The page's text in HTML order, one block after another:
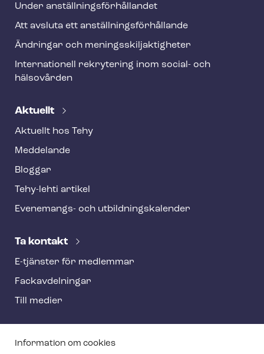
Under an­ställ­nings­för­hål­lan­det
Att avsluta ett an­ställ­nings­för­hål­lan­de
Ändringar och me­nings­skilj­ak­tig­he­ter
Internationell rekrytering inom social- och
hälsovården
Aktuellt
Aktuellt hos Tehy
Meddelande
Bloggar
Tehy-lehti artikel
Evenemangs- och ut­bild­nings­ka­len­der
Ta kontakt
E-tjänster för medlemmar
Fackav­del­ning­ar
Till medier
T
Information om cookies